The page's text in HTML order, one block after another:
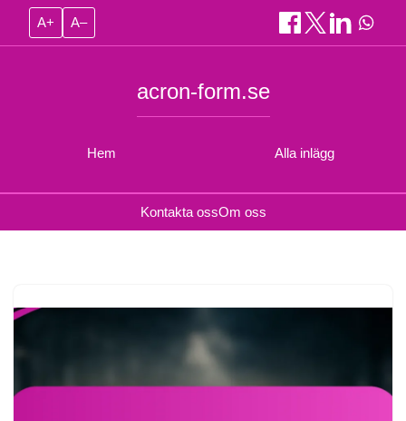
A+ A–
Hem
acron-form.se
Alla inlägg
Kontakta ossOm oss